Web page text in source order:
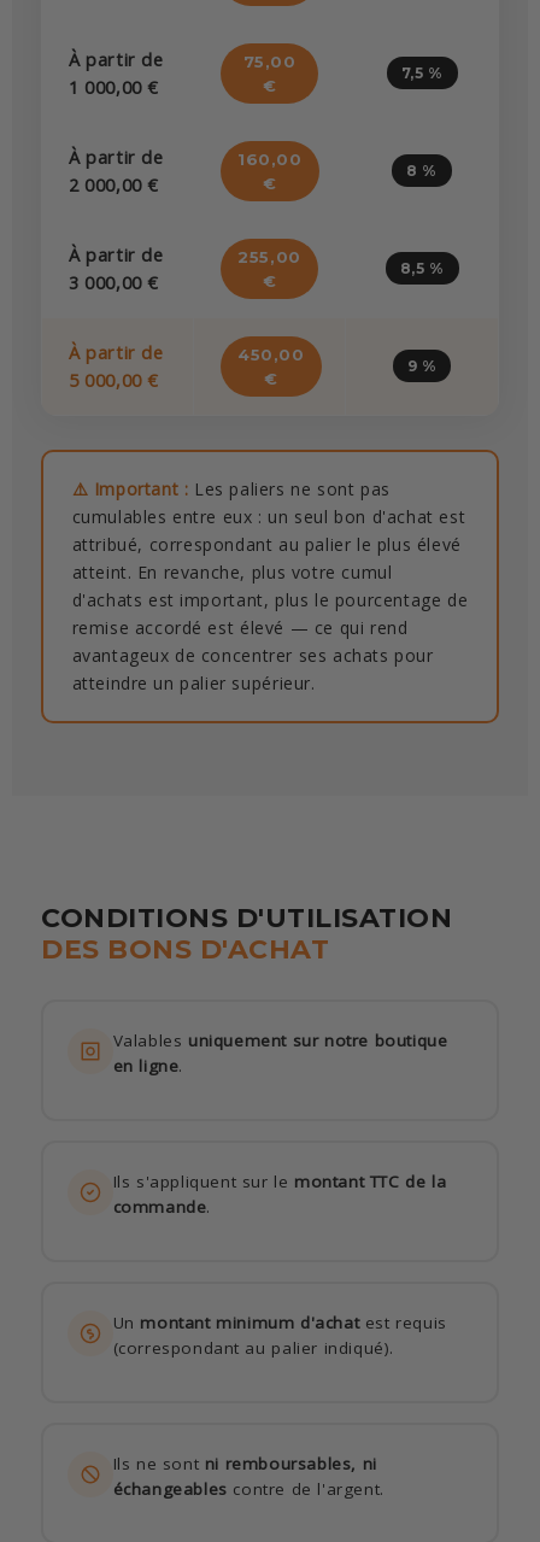
À partir de
1 000,00 €
75,00
€
7,5 %
À partir de
2 000,00 €
160,00
€
8 %
À partir de
3 000,00 €
255,00
€
8,5 %
À partir de
5 000,00 €
450,00
€
9 %
⚠️ Important : Les paliers ne sont pas
cumulables entre eux : un seul bon d'achat est
attribué, correspondant au palier le plus élevé
atteint. En revanche, plus votre cumul
d'achats est important, plus le pourcentage de
remise accordé est élevé — ce qui rend
avantageux de concentrer ses achats pour
atteindre un palier supérieur.
CONDITIONS D'UTILISATION
DES BONS D'ACHAT
Valables uniquement sur notre boutique
en ligne.
Ils s'appliquent sur le montant TTC de la
commande.
Un montant minimum d'achatest requis
(correspondant au palier indiqué).
Ils ne sont ni remboursables, ni
échangeables contre de l'argent.